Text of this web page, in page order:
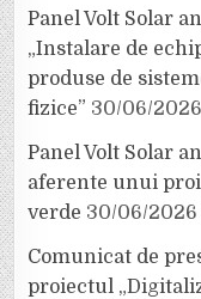
Panel Volt Solar
„Instalare de
produse de
fizice” 30/06/2026
Panel Volt Solar
aferente unui
verde 30/06/2026
Comunicat de
proiectul